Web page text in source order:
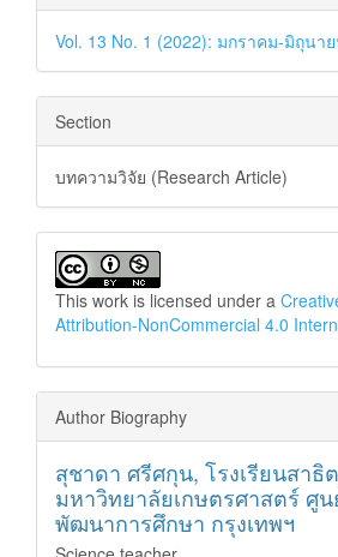
Vol. 13 No. 1 (2022): มกราคม-มิถุนา
Section
บทความวิจัย (Research Article)
This work is licensed under a
Attribution-NonCommercial 4.0
Author Biography
สุชาดา ศรีศกุน, โรงเรียนสาธิ
มหาวิทยาลัยเกษตรศาสตร์ ศู
พัฒนาการศึกษา กรุงเทพฯ